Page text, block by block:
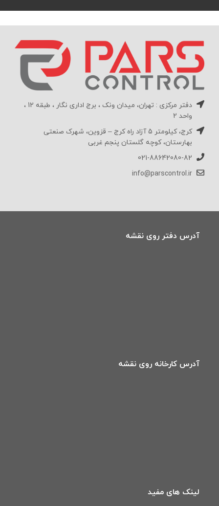
دفتر مرکزی : تهران، میدان ونک ، برج اداری نگار ، طبقه 12 ،
واحد 2
کرج، کیلومتر 5 آزاد راه کرج – قزوین، شهرک صنعتی
بهارستان، کوچه گلستان پنجم غربی
021-88642080-82
info@parscontrol.ir
آدرس دفتر روی نقشه
آدرس کارخانه روی نقشه
لینک های مفید